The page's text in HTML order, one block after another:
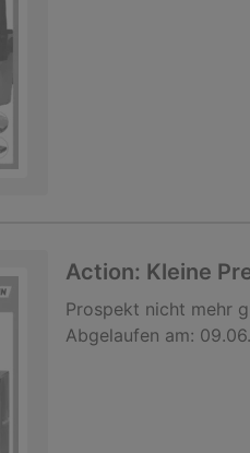
Action: Kleine
Prospekt nicht mehr
Abgelaufen am: